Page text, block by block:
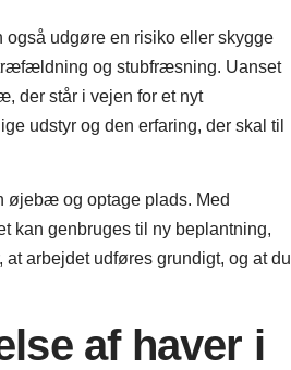
udgøre en risiko eller skygge
og stubfræsning. Uanset
der står i vejen for et nyt
udstyr og den erfaring, der skal til
øjebæ og optage plads. Med
kan genbruges til ny beplantning,
arbejdet udføres grundigt, og at du
af haver i